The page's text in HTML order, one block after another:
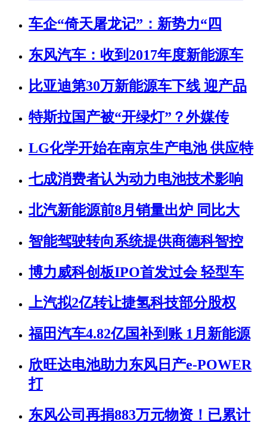
车企“倚天屠龙记”：新势力“四
东风汽车：收到2017年度新能源车
比亚迪第30万新能源车下线 迎产品
特斯拉国产被“开绿灯”？外媒传
LG化学开始在南京生产电池 供应特
七成消费者认为动力电池技术影响
北汽新能源前8月销量出炉 同比大
智能驾驶转向系统提供商德科智控
博力威科创板IPO首发过会 轻型车
上汽拟2亿转让捷氢科技部分股权
福田汽车4.82亿国补到账 1月新能源
欣旺达电池助力东风日产e-POWER
打
东风公司再捐883万元物资！已累计